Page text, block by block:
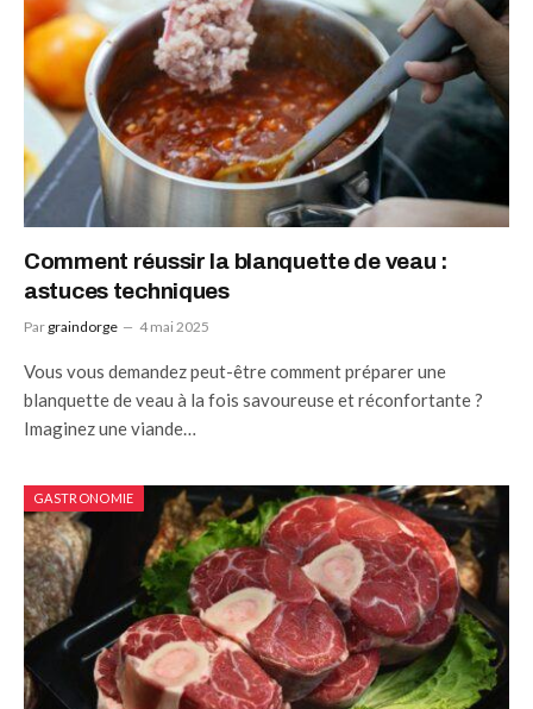
Comment réussir la blanquette de veau :
astuces techniques
Par graindorge 4 mai 2025
Vous vous demandez peut-être comment préparer une
blanquette de veau à la fois savoureuse et réconfortante ?
Imaginez une viande…
GASTRONOMIE